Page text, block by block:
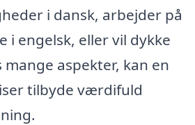
i dansk, arbejder på
i engelsk, eller vil dykke
aspekter, kan en
tilbyde værdifuld